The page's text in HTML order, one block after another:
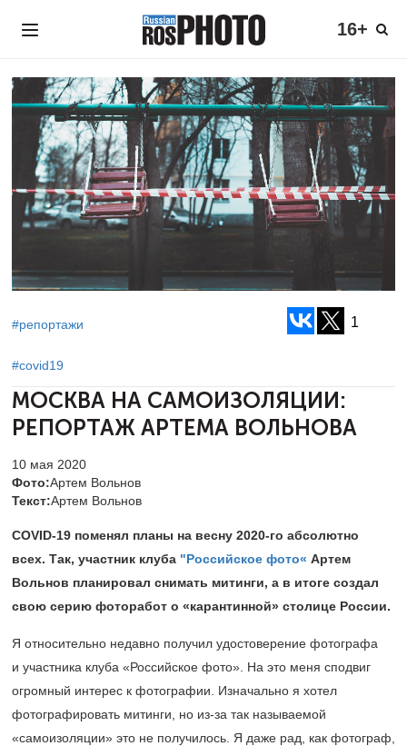
16+
1
#репортажи
#covid19
МОСКВА НА САМОИЗОЛЯЦИИ:
РЕПОРТАЖ АРТЕМА ВОЛЬНОВА
10 мая 2020
Фото:Артем Вольнов
Текст:Артем Вольнов
COVID-19 поменял планы на весну 2020-го абсолютно
всех. Так, участник клуба "Российское фото« Артем
Вольнов планировал снимать митинги, а в итоге создал
свою серию фоторабот о «карантинной» столице России.
Я относительно недавно получил удостоверение фотографа
и участника клуба «Российское фото». На это меня сподвиг
огромный интерес к фотографии. Изначально я хотел
фотографировать митинги, но из-за так называемой
«самоизоляции» это не получилось. Я даже рад, как фотограф,